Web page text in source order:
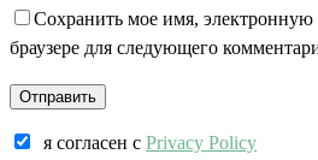
Сохранить мое имя, электронную
браузере для следующего
я согласен c Privacy Policy